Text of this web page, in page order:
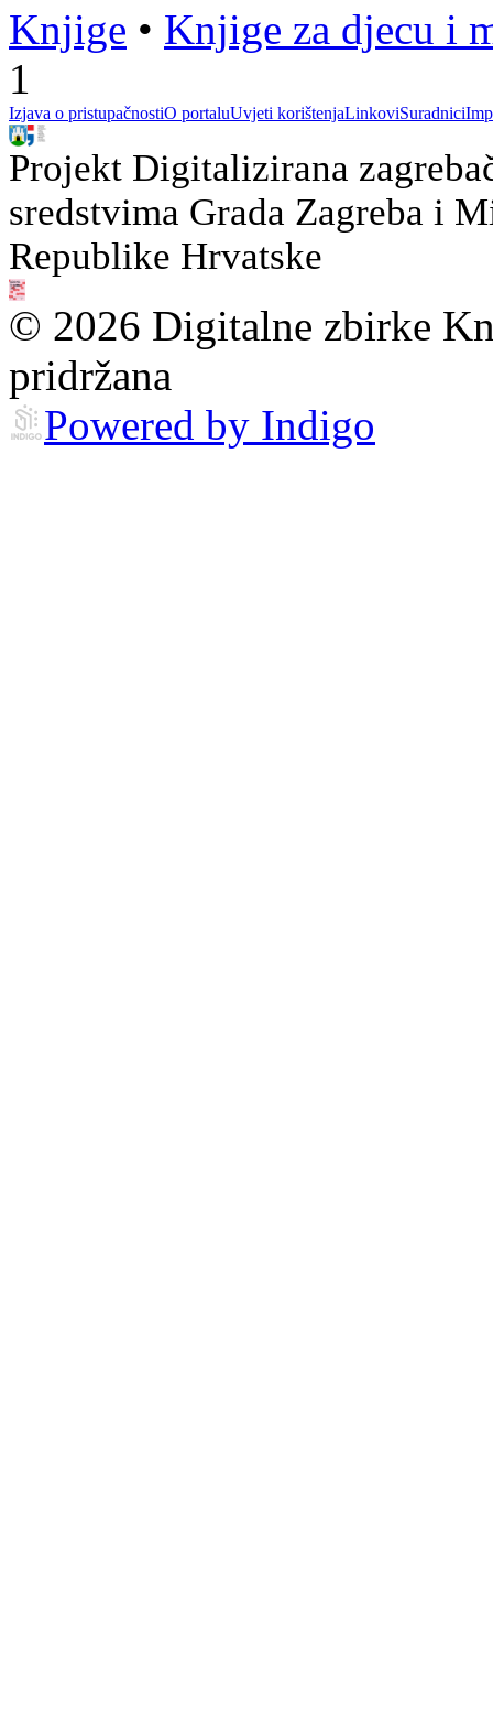
Knjige • Knjige za djecu i
1
Izjava o pristupačnostiO portaluUvjeti korištenjaLinkoviSuradnici
Projekt Digitalizirana
sredstvima Grada Zagreba i
Republike Hrvatske
© 2026 Digitalne zbirke
pridržana
Powered by Indigo